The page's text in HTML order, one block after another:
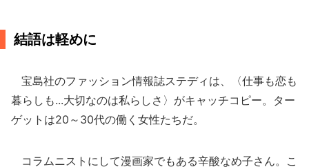
結語は軽めに
宝島社のファッション情報誌ステディは、〈仕事も恋も
暮らしも...大切なのは私らしさ〉がキャッチコピー。ター
ゲットは20～30代の働く女性たちだ。
コラムニストにして漫画家でもある辛酸なめ子さん。こ